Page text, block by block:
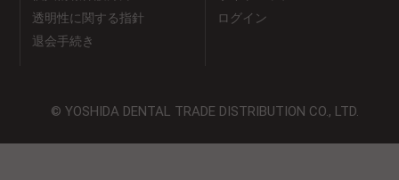
透明性に関する指針
退会手続き
ログイン
© YOSHIDA DENTAL TRADE DISTRIBUTION CO., LTD.